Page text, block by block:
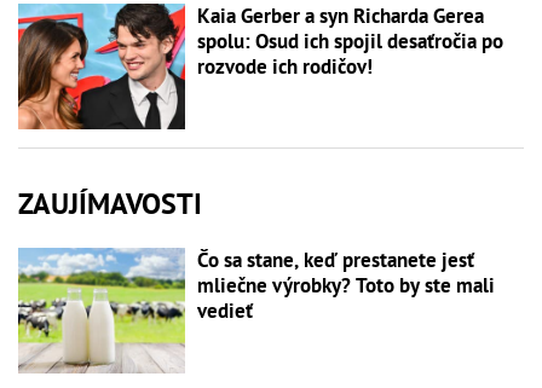
Kaia Gerber a syn Richarda Gerea
spolu: Osud ich spojil desaťročia po
rozvode ich rodičov!
ZAUJÍMAVOSTI
Čo sa stane, keď prestanete jesť
mliečne výrobky? Toto by ste mali
vedieť